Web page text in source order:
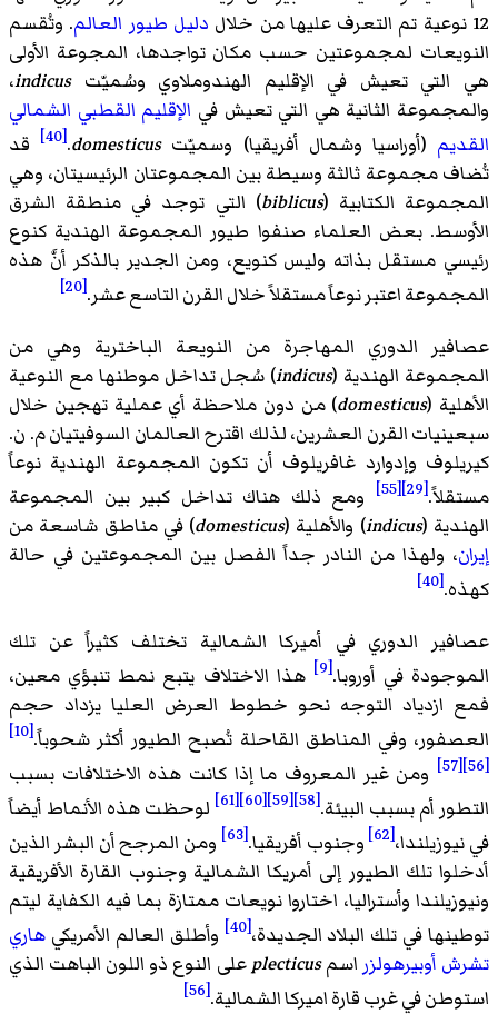
12 نوعية تم التعرف عليها من خلال
دليل طيور العالم. وتُقسم
النويعات لمجموعتين حسب مكان تواجدها، المجوعة الأولى
هي التي تعيش في الإقليم الهندوملاوي وسُميّتindicus،
والمجموعة الثانية هي التي تعيش في الإقليم القطبي الشمالي
القديم (أوراسيا وشمال أفريقيا) وسميّتdomesticus
.‏
[40]
قد
تُضاف مجموعة ثالثة وسيطة بين المجموعتان الرئيسيتان، وهي
المجموعة الكتابية (biblicus) التي توجد في منطقة الشرق
الأوسط. بعض العلماء صنفوا طيور المجموعة الهندية كنوع
رئيسي مستقل بذاته وليس كنويع، ومن الجدير بالذكر أنَّ هذه
المجموعة اعتبر نوعاً مستقلاً خلال القرن التاسع عشر.[20]
عصافير الدوري المهاجرة من النويعة الباخترية وهي من
المجموعة الهندية (indicus) سُجل تداخل موطنها مع النوعية
الأهلية (domesticus) من دون ملاحظة أي عملية تهجين خلال
سبعينيات القرن العشرين، لذلك اقترح العالمان السوفيتيان م. ن.
كيريلوف وإدوارد غافريلوف أن تكون المجموعة الهندية نوعاً
مستقلاً.[29]
[55]
ومع ذلك هناك تداخل كبير بين المجموعة
الهندية (indicus) والأهلية (domesticus) في مناطق شاسعة من
إيران، ولهذا من النادر جداً الفصل بين المجموعتين في حالة
كهذه.[40]
عصافير الدوري في أميركا الشمالية تختلف كثيراً عن تلك
الموجودة في أوروبا.[9]
هذا الاختلاف يتبع نمط تنبؤي معين،
فمع ازدياد التوجه نحو خطوط العرض العليا يزداد حجم
العصفور، وفي المناطق القاحلة تُصبح الطيور أكثر شحوباً.[10]
[56]
[57]
ومن غير المعروف ما إذا كانت هذه الاختلافات بسبب
التطور أم بسبب البيئة.[58]
[59]
[60]
[61]
لوحظت هذه الأنماط أيضاً
في نيوزيلندا،[62] وجنوب أفريقيا.[63]
ومن المرجح أن البشر الذين
أدخلوا تلك الطيور إلى أمريكا الشمالية وجنوب القارة الأفريقية
ونيوزيلندا وأستراليا، اختاروا نويعات ممتازة بما فيه الكفاية ليتم
توطينها في تلك البلاد الجديدة،[40] وأطلق العالم الأمريكي هاري
تشرش أوبيرهولزر اسمplecticusعلى النوع ذو اللون الباهت الذي
استوطن في غرب قارة اميركا الشمالية.[56]